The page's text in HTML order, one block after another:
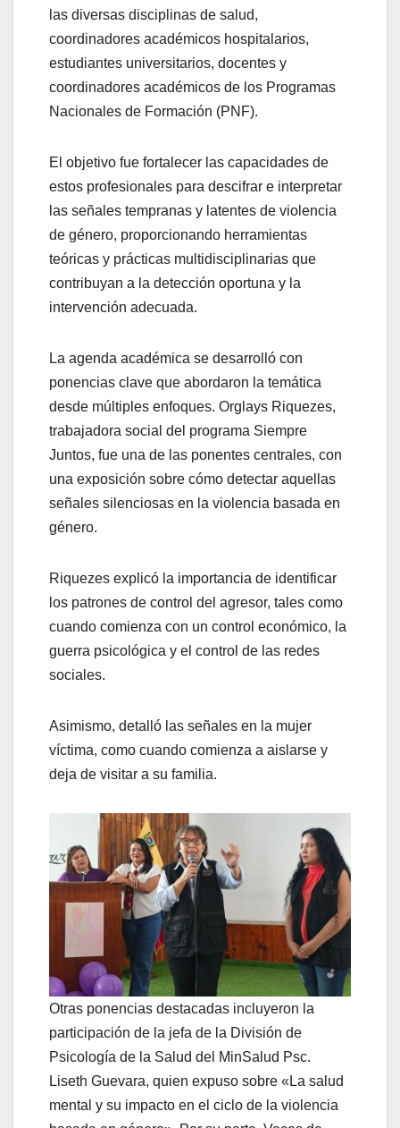
las diversas disciplinas de salud,
coordinadores académicos hospitalarios,
estudiantes universitarios, docentes y
coordinadores académicos de los Programas
Nacionales de Formación (PNF).
El objetivo fue fortalecer las capacidades de
estos profesionales para descifrar e interpretar
las señales tempranas y latentes de violencia
de género, proporcionando herramientas
teóricas y prácticas multidisciplinarias que
contribuyan a la detección oportuna y la
intervención adecuada.
La agenda académica se desarrolló con
ponencias clave que abordaron la temática
desde múltiples enfoques. Orglays Riquezes,
trabajadora social del programa Siempre
Juntos, fue una de las ponentes centrales, con
una exposición sobre cómo detectar aquellas
señales silenciosas en la violencia basada en
género.
Riquezes explicó la importancia de identificar
los patrones de control del agresor, tales como
cuando comienza con un control económico, la
guerra psicológica y el control de las redes
sociales.
Asimismo, detalló las señales en la mujer
víctima, como cuando comienza a aislarse y
deja de visitar a su familia.
Otras ponencias destacadas incluyeron la
participación de la jefa de la División de
Psicología de la Salud del MinSalud Psc.
Liseth Guevara, quien expuso sobre «La salud
mental y su impacto en el ciclo de la violencia